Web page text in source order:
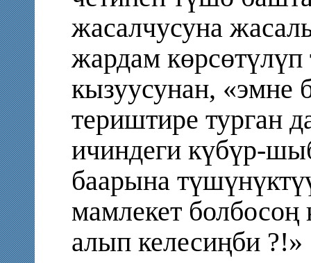
жасалчусуна
жардам
кызуусунан, «эмне
териштире турган
ичиндеги күбүр-
баарына
мамлекет болбосоң
алып келесиңби ?!»